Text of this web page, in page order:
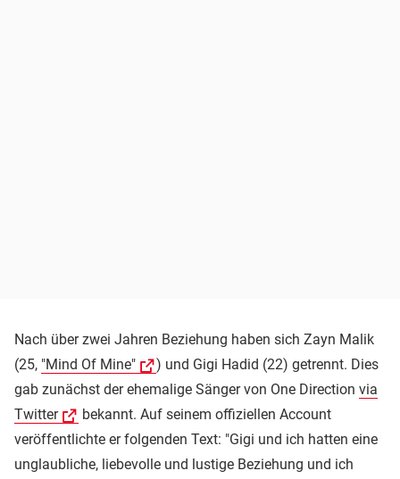
Nach über zwei Jahren Beziehung haben sich Zayn Malik
(25, "Mind Of Mine"
) und Gigi Hadid (22) getrennt. Dies
gab zunächst der ehemalige Sänger von One Direction via
Twitter
bekannt. Auf seinem offiziellen Account
veröffentlichte er folgenden Text: "Gigi und ich hatten eine
unglaubliche, liebevolle und lustige Beziehung und ich